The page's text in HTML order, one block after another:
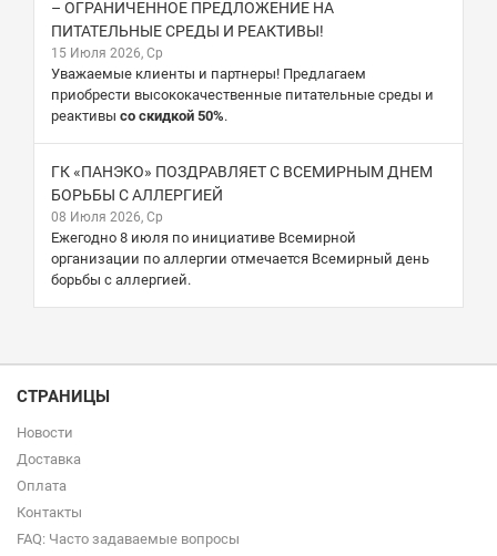
– ОГРАНИЧЕННОЕ ПРЕДЛОЖЕНИЕ НА
ПИТАТЕЛЬНЫЕ СРЕДЫ И РЕАКТИВЫ!
15 Июля 2026, Ср
Уважаемые клиенты и партнеры! Предлагаем
приобрести высококачественные питательные среды и
реактивы со скидкой 50%.
ГК «ПАНЭКО» ПОЗДРАВЛЯЕТ С ВСЕМИРНЫМ ДНЕМ
БОРЬБЫ С АЛЛЕРГИЕЙ
08 Июля 2026, Ср
Ежегодно 8 июля по инициативе Всемирной
организации по аллергии отмечается Всемирный день
борьбы с аллергией.
СТРАНИЦЫ
Новости
Доставка
Оплата
Контакты
FAQ: Часто задаваемые вопросы